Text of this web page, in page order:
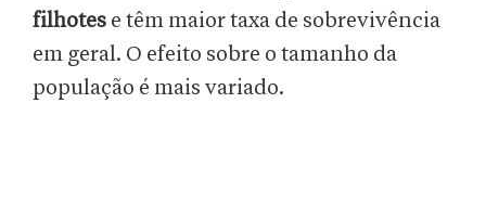
filhotes e têm maior taxa de sobrevivência
em geral. O efeito sobre o tamanho da
população é mais variado.